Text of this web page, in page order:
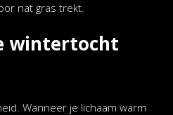
nat gras trekt.
wintertocht
Wanneer je lichaam warm